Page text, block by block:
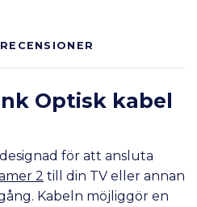
RECENSIONER
Optisk kabel
för att ansluta
2 till din TV eller annan
Kabeln möjliggör en